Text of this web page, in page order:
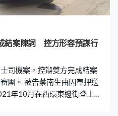
結案陳詞 控方形容預謀行
司機案，控辯雙方完成結案
團。 被告蔡南生由囚車押送
年10月在西環東邊街登上一